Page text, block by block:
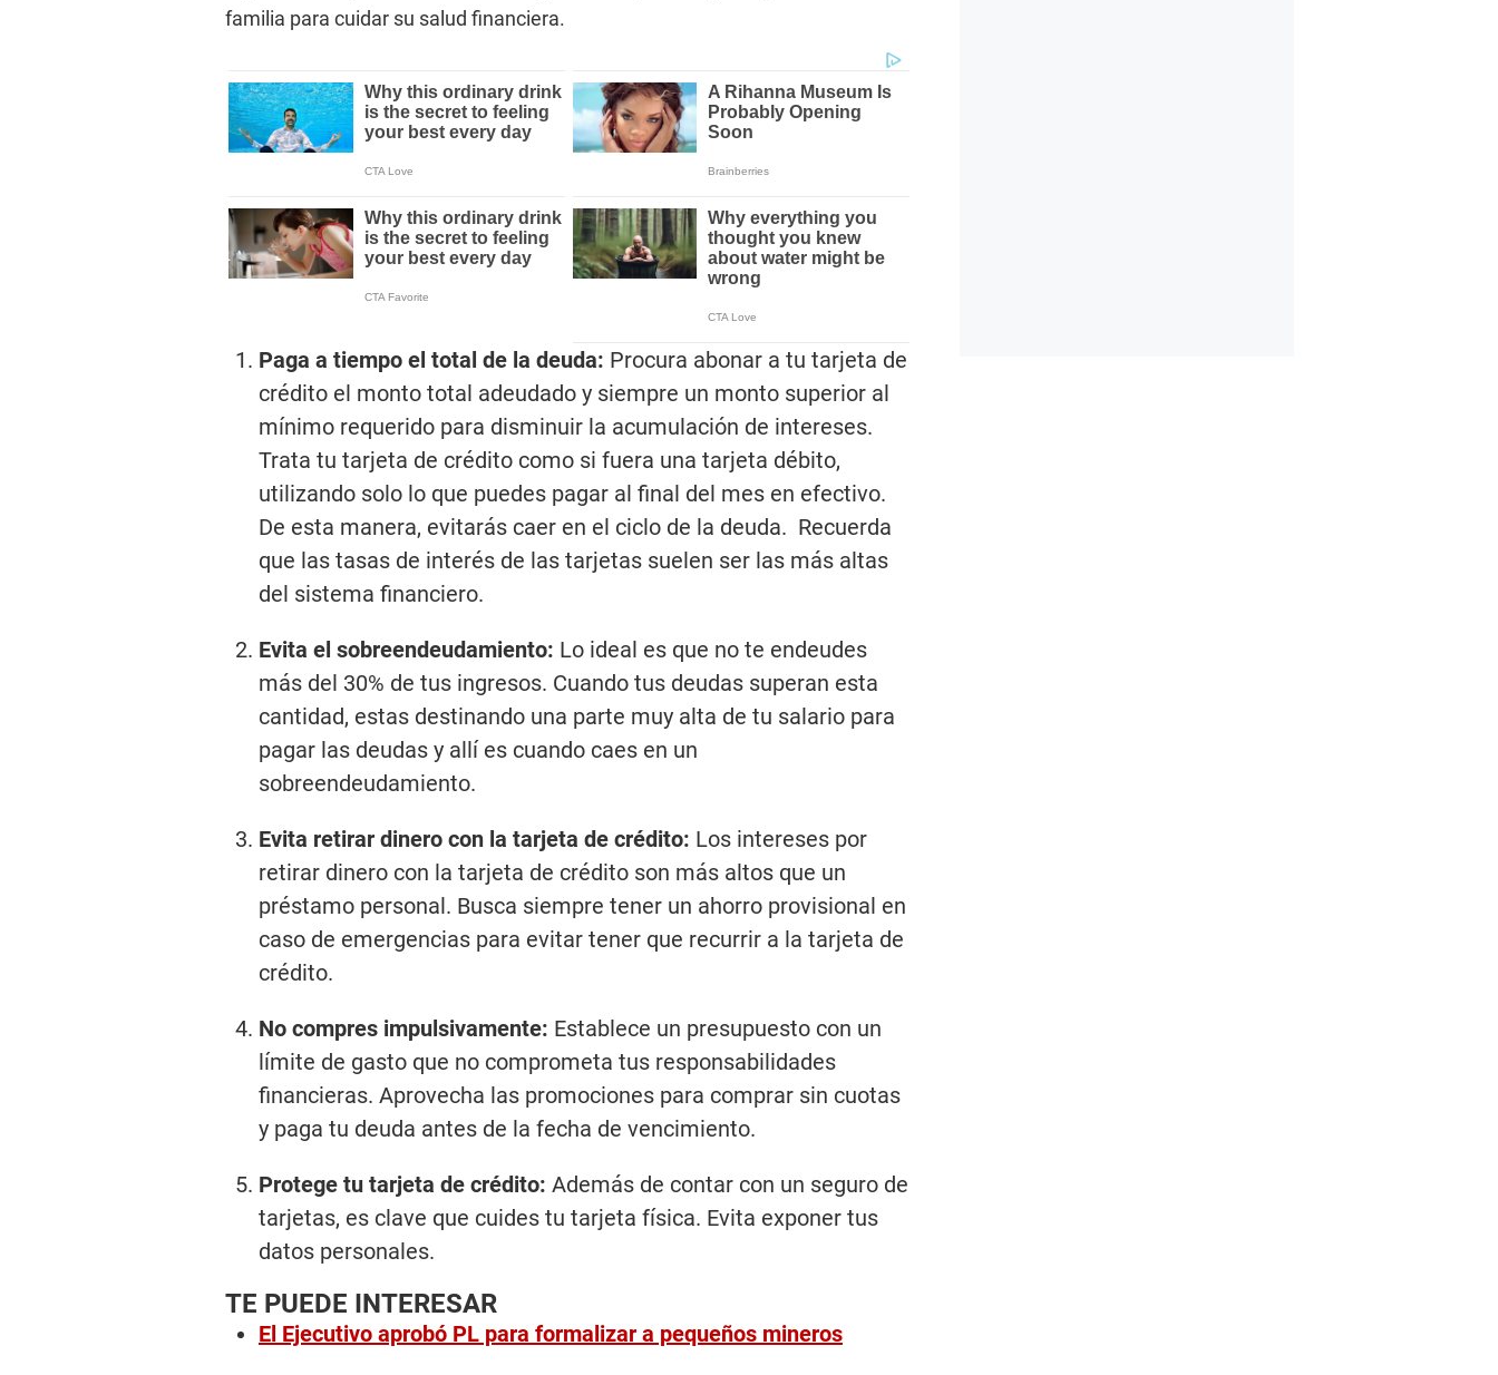
familia para cuidar su salud financiera.
Paga a tiempo el total de la deuda: Procura abonar a tu tarjeta de
crédito el monto total adeudado y siempre un monto superior al
mínimo requerido para disminuir la acumulación de intereses.
Trata tu tarjeta de crédito como si fuera una tarjeta débito,
utilizando solo lo que puedes pagar al final del mes en efectivo.
De esta manera, evitarás caer en el ciclo de la deuda. Recuerda
que las tasas de interés de las tarjetas suelen ser las más altas
del sistema financiero.
Evita el sobreendeudamiento: Lo ideal es que no te endeudes
más del 30% de tus ingresos. Cuando tus deudas superan esta
cantidad, estas destinando una parte muy alta de tu salario para
pagar las deudas y allí es cuando caes en un
sobreendeudamiento.
Evita retirar dinero con la tarjeta de crédito: Los intereses por
retirar dinero con la tarjeta de crédito son más altos que un
préstamo personal. Busca siempre tener un ahorro provisional en
caso de emergencias para evitar tener que recurrir a la tarjeta de
crédito.
No compres impulsivamente: Establece un presupuesto con un
límite de gasto que no comprometa tus responsabilidades
financieras. Aprovecha las promociones para comprar sin cuotas
y paga tu deuda antes de la fecha de vencimiento.
Protege tu tarjeta de crédito: Además de contar con un seguro de
tarjetas, es clave que cuides tu tarjeta física. Evita exponer tus
datos personales.
TE PUEDE INTERESAR
El Ejecutivo aprobó PL para formalizar a pequeños mineros